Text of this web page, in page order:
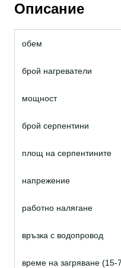
Описание
обем
брой нагреватели
мощност
брой серпентини
площ на серпентините
напрежение
работно налягане
връзка с водопровод
време на загряване (15-